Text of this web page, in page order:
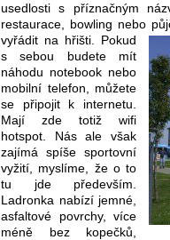
usedlosti s příznačným
restaurace, bowling nebo
vyřádit na hřišti. Pokud
s sebou budete mít
náhodu notebook nebo
mobilní telefon, můžete
se připojit k internetu.
Mají zde totiž wifi
hotspot. Nás ale však
zajímá spíše sportovní
vyžití, myslíme, že o to
tu jde především.
Ladronka nabízí jemné,
asfaltové povrchy, více
méně bez kopečků,